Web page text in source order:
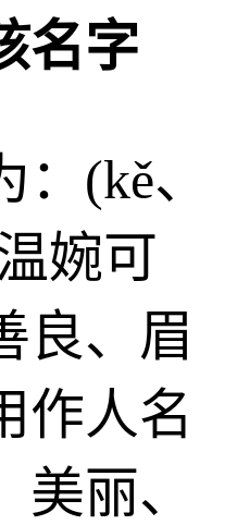
名字
(kě、
婉可
良、眉
作人名
丽、